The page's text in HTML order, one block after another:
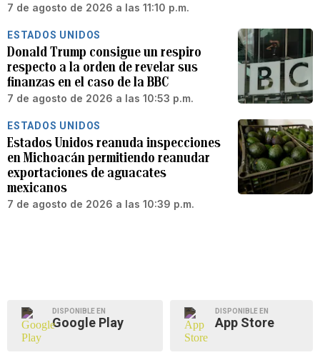
7 de agosto de 2026 a las 11:10 p.m.
ESTADOS UNIDOS
Donald Trump consigue un respiro
respecto a la orden de revelar sus
finanzas en el caso de la BBC
7 de agosto de 2026 a las 10:53 p.m.
ESTADOS UNIDOS
Estados Unidos reanuda inspecciones
en Michoacán permitiendo reanudar
exportaciones de aguacates
mexicanos
7 de agosto de 2026 a las 10:39 p.m.
DISPONIBLE EN
Google Play
DISPONIBLE EN
App Store